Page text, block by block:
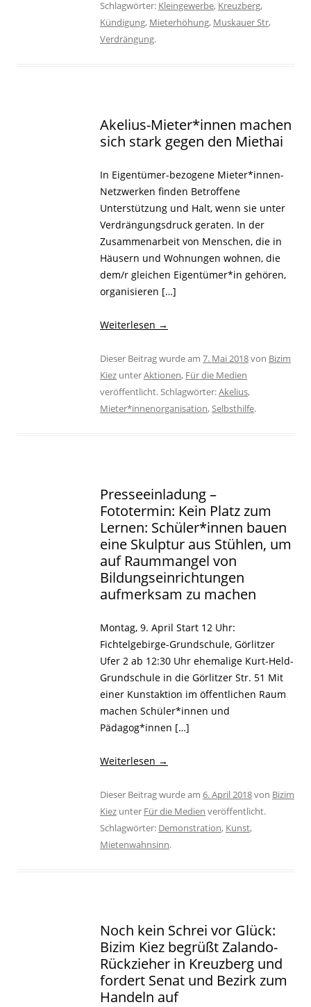
Schlagwörter: Kleingewerbe, Kreuzberg,
Kündigung, Mieterhöhung, Muskauer Str,
Verdrängung.
Akelius-Mieter*innen machen
sich stark gegen den Miethai
In Eigentümer-bezogene Mieter*innen-
Netzwerken finden Betroffene
Unterstützung und Halt, wenn sie unter
Verdrängungsdruck geraten. In der
Zusammenarbeit von Menschen, die in
Häusern und Wohnungen wohnen, die
dem/r gleichen Eigentümer*in gehören,
organisieren […]
Weiterlesen →
Dieser Beitrag wurde am 7. Mai 2018von Bizim
Kiez unterAktionen, Für die Medien
veröffentlicht. Schlagwörter:Akelius,
Mieter*innenorganisation,Selbsthilfe.
Presseeinladung –
Fototermin: Kein Platz zum
Lernen: Schüler*innen bauen
eine Skulptur aus Stühlen, um
auf Raummangel von
Bildungseinrichtungen
aufmerksam zu machen
Montag, 9. April Start 12 Uhr:
Fichtelgebirge-Grundschule, Görlitzer
Ufer 2 ab 12:30 Uhr ehemalige Kurt-Held-
Grundschule in die Görlitzer Str. 51 Mit
einer Kunstaktion im öffentlichen Raum
machen Schüler*innen und
Pädagog*innen […]
Weiterlesen →
Dieser Beitrag wurde am 6. April 2018von Bizim
Kiez unter Für die Medien veröffentlicht.
Schlagwörter: Demonstration, Kunst,
Mietenwahnsinn.
Noch kein Schrei vor Glück:
Bizim Kiez begrüßt Zalando-
Rückzieher in Kreuzberg und
fordert Senat und Bezirk zum
Handeln auf